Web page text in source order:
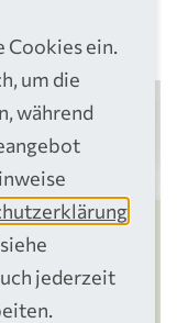
Region.
Cookies ein.
um die
während
jederzeit